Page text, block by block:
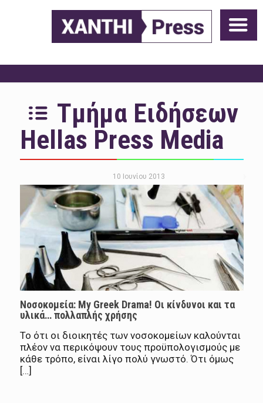
Τμήμα Ειδήσεων
Hellas Press Media
10 Ιουνίου 2013
Νοσοκομεία: My Greek Drama! Οι κίνδυνοι και τα
υλικά… πολλαπλής χρήσης
Το ότι οι διοικητές των νοσοκομείων καλούνται
πλέον να περικόψουν τους προϋπολογισμούς με
κάθε τρόπο, είναι λίγο πολύ γνωστό. Ότι όμως
[…]